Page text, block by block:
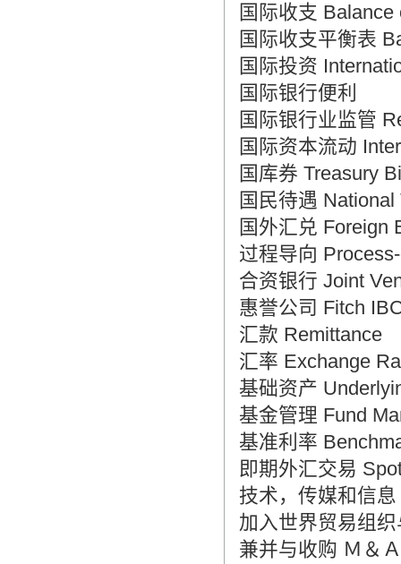
国际收支 Balance
国际收支平衡表
国际投资
国际银行便利
国际银行业监管
国际资本流动
国库券 Treasury
国民待遇 National
国外汇兑 Foreign
过程导向
合资银行 Joint
惠誉公司 Fitch
汇款 Remittance
汇率 Exchange
基础资产
基金管理 Fund
基准利率
即期外汇交易
技术，传媒和信
加入世界贸易组
兼并与收购 Ｍ＆Ａ